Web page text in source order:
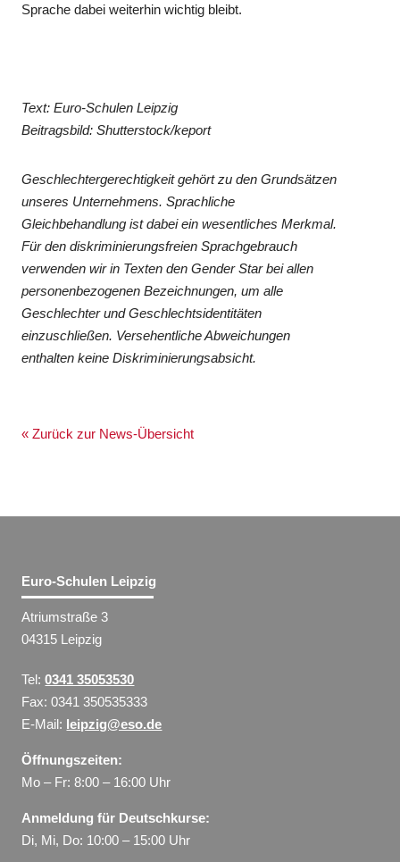
Sprache dabei weiterhin wichtig bleibt.
Text: Euro-Schulen Leipzig
Beitragsbild: Shutterstock/keport
Geschlechtergerechtigkeit gehört zu den Grundsätzen
unseres Unternehmens. Sprachliche
Gleichbehandlung ist dabei ein wesentliches Merkmal.
Für den diskriminierungsfreien Sprachgebrauch
verwenden wir in Texten den Gender Star bei allen
personenbezogenen Bezeichnungen, um alle
Geschlechter und Geschlechtsidentitäten
einzuschließen. Versehentliche Abweichungen
enthalten keine Diskriminierungsabsicht.
« Zurück zur News-Übersicht
Euro-Schulen Leipzig
Atriumstraße 3
04315 Leipzig
Tel:0341 35053530
Fax: 0341 350535333
E-Mail: leipzig@eso.de
Öffnungszeiten:
Mo – Fr: 8:00 – 16:00 Uhr
Anmeldung für Deutschkurse:
Di, Mi, Do: 10:00 – 15:00 Uhr